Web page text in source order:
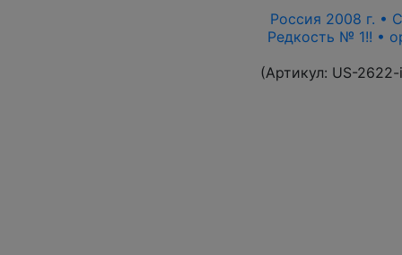
Россия 2008 г. •
Редкость № 1!! •
(Артикул: US-